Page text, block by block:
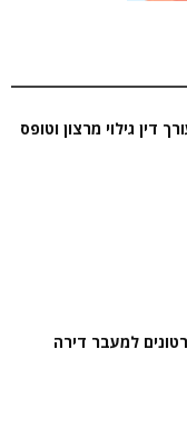
דין גילוי מרצון וטופס
למעבר דירה